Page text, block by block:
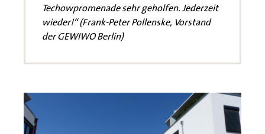
Techowpromenade sehr geholfen. Jederzeit
wieder!“ (Frank-Peter Pollenske, Vorstand
der GEWIWO Berlin)